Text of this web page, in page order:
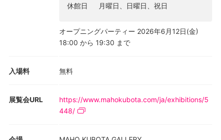
し、それらを拡張・反転させることで、既視感を伴うリミナルな
菅はさらに、こうした現実感の揺らぎの表現を平面作品の外にも
で再現し、その映像を会場内に投影することで、現実の空間に映
き来することになります。
在と不在といった境界が混ざり合うような“あいだの状態”に関心を
休館日 月曜日、日曜日、祝日
オープニングパーティー 2026年6月12日(金)
18:00 から 19:30 まで
入場料 無料
展覧会URL
https://www.mahokubota.com/ja/exhibitions/5
448/